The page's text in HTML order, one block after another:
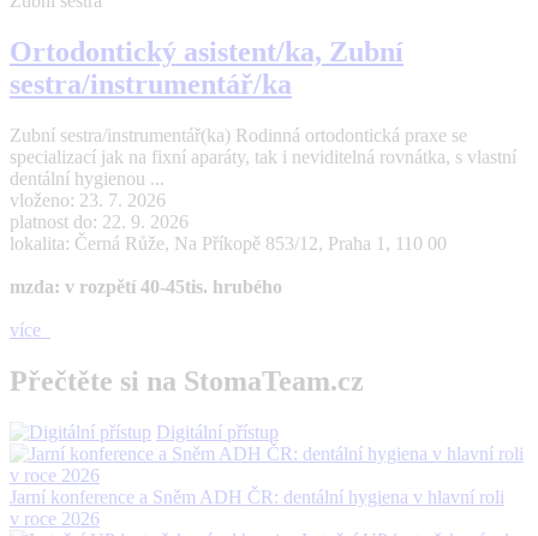
Ortodontický asistent/ka, Zubní
sestra/instrumentář/ka
Zubní sestra/instrumentář(ka) Rodinná ortodontická praxe se
specializací jak na fixní aparáty, tak i neviditelná rovnátka, s vlastní
dentální hygienou ...
vloženo: 23. 7. 2026
platnost do: 22. 9. 2026
lokalita: Černá Růže, Na Příkopě 853/12, Praha 1, 110 00
mzda: v rozpětí 40-45tis. hrubého
více
Přečtěte si na StomaTeam.cz
Digitální přístup
Jarní konference a Sněm ADH ČR: dentální hygiena v hlavní roli
v roce 2026